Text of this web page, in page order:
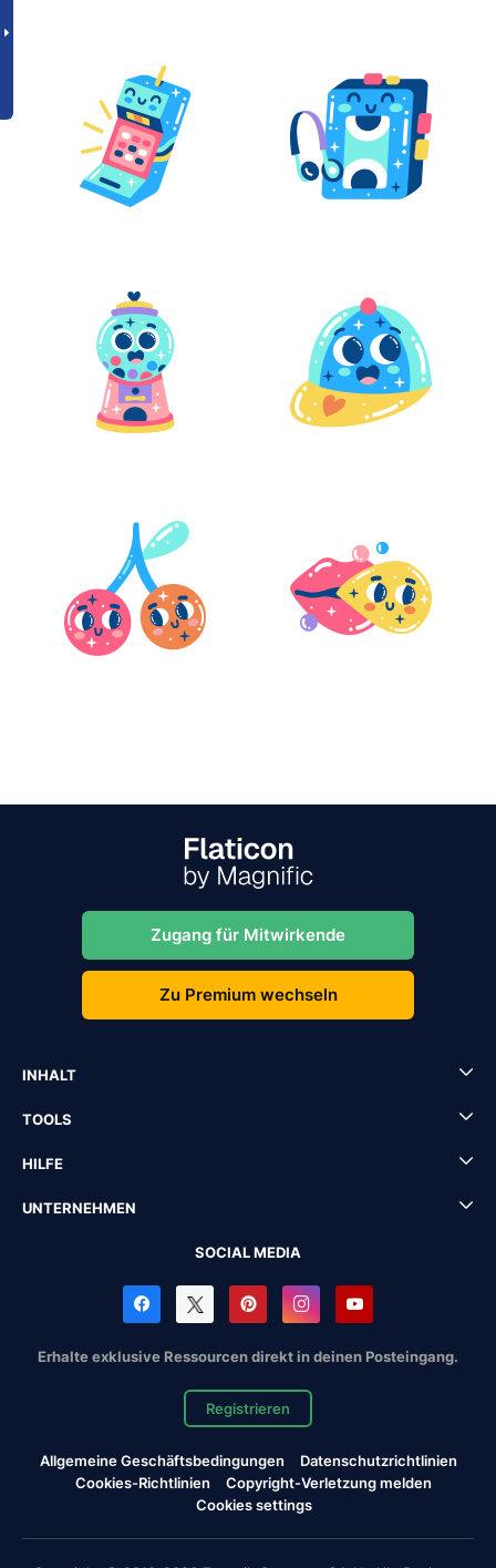
Zugang für Mitwirkende
Zu Premium wechseln
INHALT
TOOLS
HILFE
UNTERNEHMEN
SOCIAL MEDIA
Erhalte exklusive Ressourcen direkt in deinen Posteingang.
Registrieren
Allgemeine Geschäftsbedingungen
Datenschutzrichtlinien
Cookies-Richtlinien
Copyright-Verletzung melden
Cookies settings